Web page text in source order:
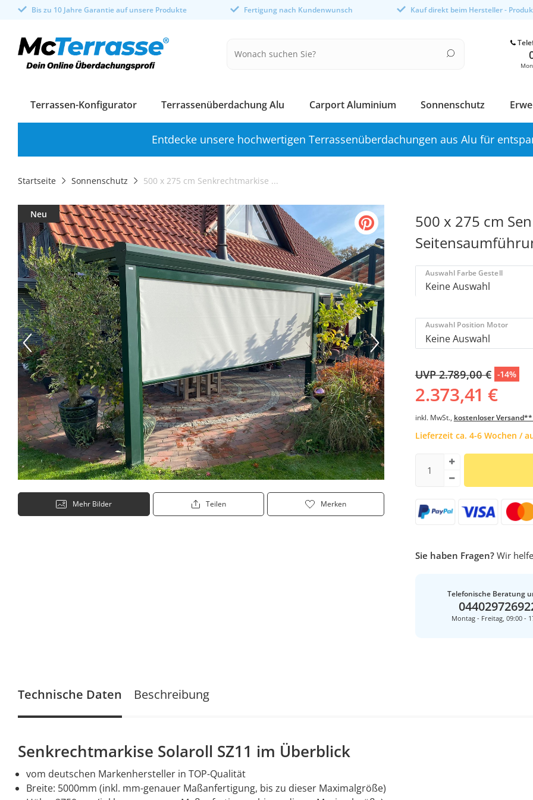
Bis zu 10 Jahre Garantie auf unsere Produkte Fertigung nach Kundenwunsch Kauf direkt beim Hersteller -
Terrassen-Konfigurator Terrassenüberdachung Alu Carport Aluminium Sonnenschutz
Entdecke unsere hochwertigen Terrassenüberdachungen aus Alu für
Startseite Sonnenschutz 500 x 275 cm Senkrechtmarkise ...
Neu
Mehr Bilder Teilen Merken
500 x 275 cm
Auswahl Farbe Gestell
Auswahl Position Motor
UVP 2.789,00 € -14%
2.373,41 €
inkl. MwSt., kostenloser
Lieferzeit ca. 4-6 Wochen /
Sie haben Fragen?Wir
Telefonische Beratung
Montag - Freitag, 09:00 -
Technische Daten
Senkrechtmarkise Solaroll SZ11 im Überblick
vom deutschen Markenhersteller in TOP-Qualität
Breite: 5000mm (inkl. mm-genauer Maßanfertigung, bis zu dieser Maximalgröße)
Beschreibung